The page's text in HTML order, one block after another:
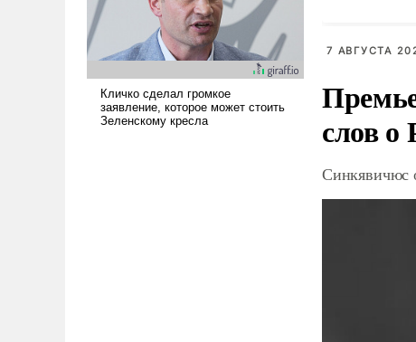
уязвимости США, например,
перед Китаем.
7 АВГУСТА
слов о
Синкявичюс